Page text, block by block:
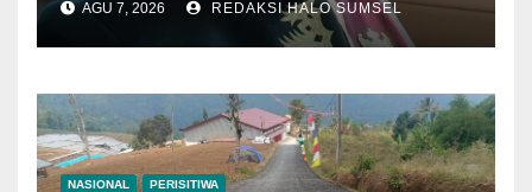
Hukum dan Verifikasi
Nasional Kerajaan Adat
AGU 7, 2026 REDAKSI HALO SUMSEL
NASIONAL PERISITIWA